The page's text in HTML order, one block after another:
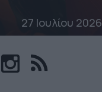
27 Ιουλίου 2026